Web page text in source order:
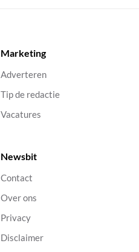
Marketing
Adverteren
Tip de redactie
Vacatures
Newsbit
Contact
Over ons
Privacy
Disclaimer